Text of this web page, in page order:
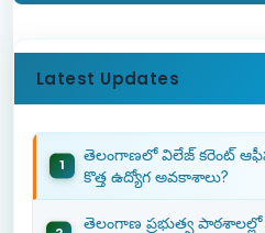
Latest Updates
తెలంగాణలో విలేజ్ కరెంట్
కొత్త ఉద్యోగ అవకాశాలు?
తెలంగాణ ప్రభుత్వ పాఠశాలల్లో